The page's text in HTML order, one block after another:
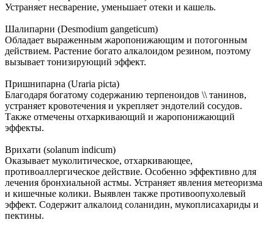
Устраняет несварение, уменьшает отеки и кашель.
Шалипарни (Desmodium gangeticum)
Обладает выраженным жаропонижающим и потогонным
действием. Растение богато алкалоидом резином, поэтому
вызывает тонизирующий эффект.
Пришнипарна (Uraria picta)
Благодаря богатому содержанию терпеноидов \\ танинов,
устраняет кровотечения и укрепляет эндотелий сосудов.
Также отмечены отхаркивающий и жаропонижающий
эффекты.
Врихати (solanum indicum)
Оказывает муколитическое, отхаркивающее,
противоаллергическое действие. Особенно эффективно для
лечения бронхиальной астмы. Устраняет явления метеоризма
и кишечные колики. Выявлен также противоопухолевый
эффект. Содержит алкалоид соланидин, мукоплисахариды и
пектины.